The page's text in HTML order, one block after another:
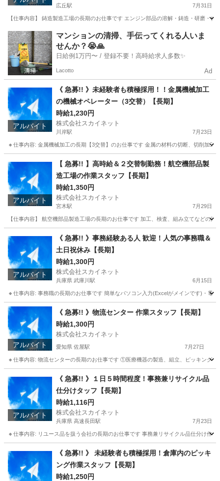
広丘駅 7月31日
【仕事内容】 鋳造製造工場の長期のお仕事です エンジン部品の溶解・鋳造・研磨・
長野 塩尻市 広丘駅 工場 製造工場
マンションの清掃、手伝ってくれる人いま
せんか？😭🙏
日給例1万円〜 / 登録不要！高時給求人多数✨
Lacotto Ad
アルバイト
《 急募!! 》未経験者も積極採用！！金属機械加工
の機械オペレーター（3交替）【長期】
時給1,230円
株式会社スカイネット
川岸駅 7月23日
🔸仕事内容: 金属機械加工の長期【3交替】のお仕事です 金属の材料の切断、切削加
川岸駅 工場 時給
アルバイト
【 急募!! 】高時給＆２交替制勤務！航空機部品製
造工場の作業スタッフ【長期】
時給1,350円
株式会社スカイネット
宮木駅 7月29日
【仕事内容】 航空機部品製造工場の長期のお仕事です 加工、検査、組み立てなどの
宮木駅 工場 長野 上伊那郡 辰野駅
工場 製造工場
アルバイト
《 急募!! 》事務経験ある人 歓迎！人気の事務職＆
土日祝休み【長期】
時給1,300円
株式会社スカイネット
兵庫県 武庫川駅 6月15日
🔸仕事内容: 事務職の長期のお仕事です 簡単なパソコン入力(Excelがメインです)・電
兵庫 尼崎市 武庫川駅 一般事務 土日
アルバイト
《 急募!! 》物流センター 作業スタッフ【長期】
時給1,300円
株式会社スカイネット
愛知県 佐屋駅 7月27日
🔸仕事内容: 物流センターの長期のお仕事です ①医療機器の製造、組立、ピッキング
佐屋駅 仕分け スタッフ
アルバイト
《 急募!! 》１日５時間程度！事務兼リサイクル品
仕分けタッフ【長期】
時給1,116円
株式会社スカイネット
兵庫県 高速長田駅 7月23日
🔸仕事内容: リユース品を扱う会社の長期のお仕事です 事務兼リサイクル品仕分け作
高速長田駅 一般事務 時給
《 急募!! 》 未経験者も積極採用！倉庫内のピッキ
ング作業スタッフ【長期】
時給1,250円